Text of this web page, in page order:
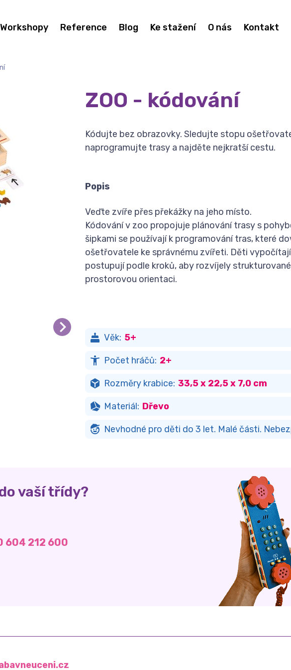
Workshopy Reference Blog Ke stažení O nás Kontakt
ZOO - kódování
Kódujte bez obrazovky. Sledujte stopu
naprogramujte trasy a najděte nejkratší cestu.
Popis
Veďte zvíře přes překážky na jeho místo.
Kódování v zoo propojuje plánování trasy s
šipkami se používají k programování tras, které
ošetřovatele ke správnému zvířeti. Děti
postupují podle kroků, aby rozvíjely
prostorovou orientaci.
Věk: 5+
Počet hráčů: 2+
Rozměry krabice: 33,5 x 22,5 x 7,0 cm
Materiál: Dřevo
Nevhodné pro děti do 3 let. Malé části.
vaší třídy?
604 212 600